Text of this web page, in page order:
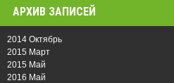
АРХИВ ЗАПИСЕЙ
2014 Октябрь
2015 Март
2015 Май
2016 Май